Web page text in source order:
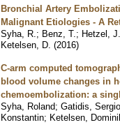
Bronchial Artery
Malignant Etiologies - A
Syha, R. ; Benz, T. ; Hetzel, J.
Ketelsen, D. (2016)
C-arm computed
blood volume changes in
chemoembolization: a
Syha, Roland; Gatidis,
Konstantin; Ketelsen,